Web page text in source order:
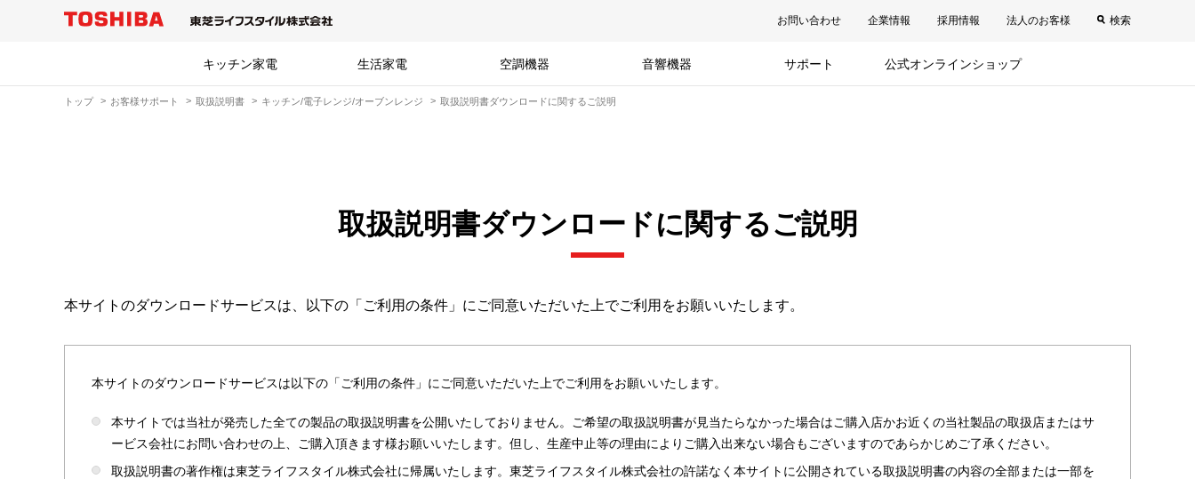
お問い合わせ 企業情報 採用情報 法人のお客様 検索
キッチン家電 生活家電 空調機器 音響機器 サポート 公式オンラインショップ
トップ お客様サポート 取扱説明書 キッチン/電子レンジ/オーブンレンジ 取扱説明書ダウンロードに関するご説明
取扱説明書ダウンロードに関するご説明
本サイトのダウンロードサービスは、以下の「ご利用の条件」にご同意いただいた上でご利用をお願いいたします。
本サイトのダウンロードサービスは以下の「ご利用の条件」にご同意いただいた上でご利用をお願いいたします。
本サイトでは当社が発売した全ての製品の取扱説明書を公開いたしておりません。ご希望の取扱説明書が見当たらなかった場合はご購入店かお近くの当社製品の取扱店またはサ
ービス会社にお問い合わせの上、ご購入頂きます様お願いいたします。但し、生産中止等の理由によりご購入出来ない場合もございますのであらかじめご了承ください。
取扱説明書の著作権は東芝ライフスタイル株式会社に帰属いたします。東芝ライフスタイル株式会社の許諾なく本サイトに公開されている取扱説明書の内容の全部または一部を